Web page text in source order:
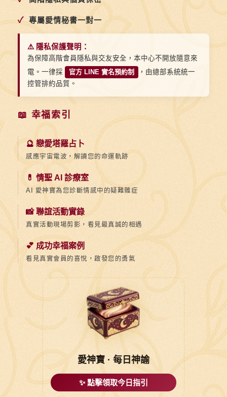
祝
福
更
有
底
蘊
✓ 專屬愛情秘書一對一
⚠️ 隱私保護聲明：
為保障高階會員隱私與交友安全，本中心不開放隨意來
電。一律採
官方 LINE 實名預約制
，由總部系統統一
控管排約品質。
📖 幸福索引
🔮 戀愛塔羅占卜
感應宇宙電波，解讀您的命運軌跡
💊 情聖 AI 診療室
AI 愛神寶為您診斷情感中的疑難雜症
📸 聯誼活動實錄
真實活動現場剪影，看見最真誠的相遇
💕 成功幸福案例
看見真實會員的喜悅，啟發您的勇氣
愛神寶 · 每日神諭
✨ 點擊領取今日指引